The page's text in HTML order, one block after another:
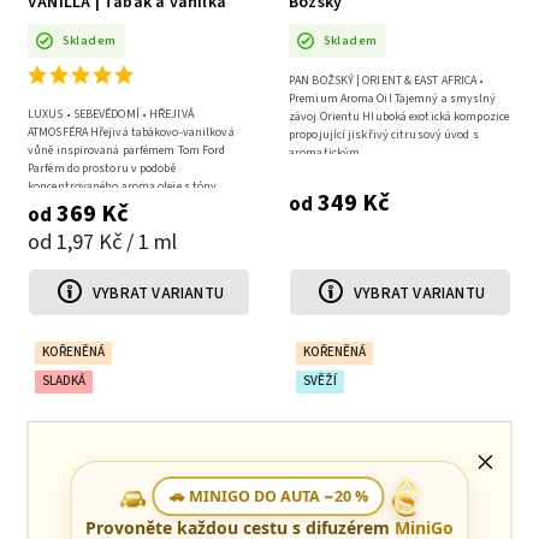
🚗 MINIGO DO AUTA −20 %
Provoněte každou cestu s difuzérem MiniGo
Skladem
od 369 Kč
od 1,97 Kč / 1 ml
VYBRAT VARIANTU
LUXUS • SEBEVĚDOMÍ • HŘEJIVÁ
ATMOSFÉRA Hřejivá tabákovo-vanilková
vůně inspirovaná parfémem Tom Ford
Parfém do prostoru v podobě
koncentrovaného aroma oleje s tóny
tabákových...
Skladem
od 349 Kč
VYBRAT VARIANTU
PAN BOŽSKÝ | ORIENT & EAST AFRICA •
Premium Aroma Oil Tajemný a smyslný
závoj Orientu Hluboká exotická kompozice
propojující jiskřivý citrusový úvod s
aromatickým...
KOŘENĚNÁ
SLADKÁ
Aroma Olej SWEET SPICE
KOŘENĚNÁ
SVĚŽÍ
Aroma Olej SPICY CITRUS |